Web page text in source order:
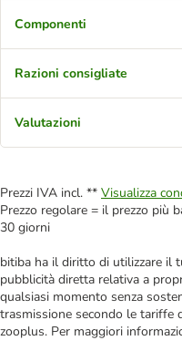
Componenti
Razioni consigliate
Valutazioni
Prezzi IVA incl. ** Visualizza
Prezzo regolare = il prezzo più
30 giorni
bitiba ha il diritto di utilizzare il
pubblicità diretta relativa a
qualsiasi momento senza
trasmissione secondo le tariffe
zooplus. Per maggiori